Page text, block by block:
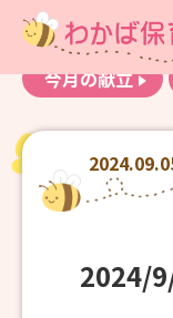
お知らせ
今月の献立
2024/